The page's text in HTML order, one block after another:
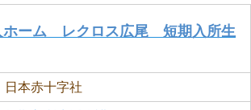
ホーム レクロス広尾 短期入所生
日本赤十字社